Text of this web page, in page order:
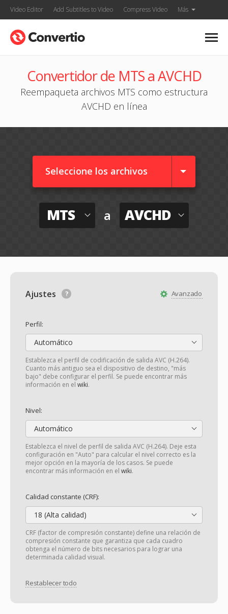
Video Editor Add Subtitles to Video Compress Video Más
Convertidor de MTS a AVCHD
Reempaqueta archivos MTS como estructura
AVCHD en línea
Seleccione los archivos
MTS a AVCHD
Avanzado
Ajustes
Perfil:
Automático
Establezca el perfil de codificación de salida AVC (H.264).
Cuanto más antiguo sea el dispositivo de destino, "más
bajo" debe configurar el perfil. Se puede encontrar más
información en el wiki.
Nivel:
Automático
Establezca el nivel de perfil de salida AVC (H.264). Deje esta
configuración en "Auto" para calcular el nivel correcto es la
mejor opción en la mayoría de los casos. Se puede
encontrar más información en el wiki.
Calidad constante (CRF):
18 (Alta calidad)
CRF (factor de compresión constante) define una relación de
compresión constante que garantiza que cada cuadro
obtenga el número de bits necesarios para lograr una
determinada calidad visual.
Restablecer todo